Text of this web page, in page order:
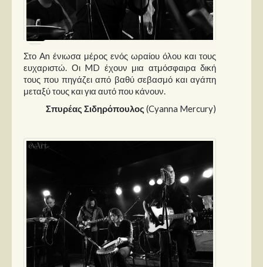
Στο An ένιωσα μέρος ενός ωραίου όλου και τους
ευχαριστώ. Οι MD έχουν μια ατμόσφαιρα δική
τους που πηγάζει από βαθύ σεβασμό και αγάπη
μεταξύ τους και για αυτό που κάνουν.
Σπυρέας Σιδηρόπουλος (Cyanna Mercury)